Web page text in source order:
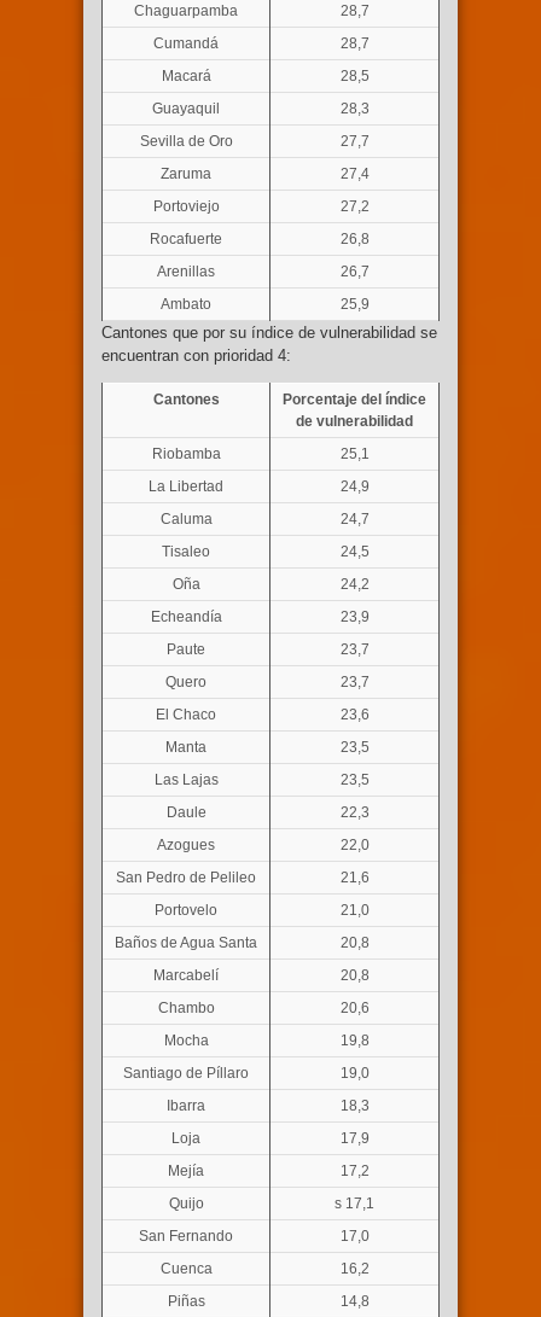
Chaguarpamba
28,7
Cumandá
28,7
Macará
28,5
Guayaquil
28,3
Sevilla de Oro
27,7
Zaruma
27,4
Portoviejo
27,2
Rocafuerte
26,8
Arenillas
26,7
Ambato
25,9
Cantones que por su índice de vulnerabilidad se
encuentran con prioridad 4:
Cantones
Porcentaje del índice
de vulnerabilidad
Riobamba
25,1
La Libertad
24,9
Caluma
24,7
Tisaleo
24,5
Oña
24,2
Echeandía
23,9
Paute
23,7
Quero
23,7
El Chaco
23,6
Manta
23,5
Las Lajas
23,5
Daule
22,3
Azogues
22,0
San Pedro de Pelileo
21,6
Portovelo
21,0
Baños de Agua Santa
20,8
Marcabelí
20,8
Chambo
20,6
Mocha
19,8
Santiago de Píllaro
19,0
Ibarra
18,3
Loja
17,9
Mejía
17,2
Quijo
s 17,1
San Fernando
17,0
Cuenca
16,2
Piñas
14,8